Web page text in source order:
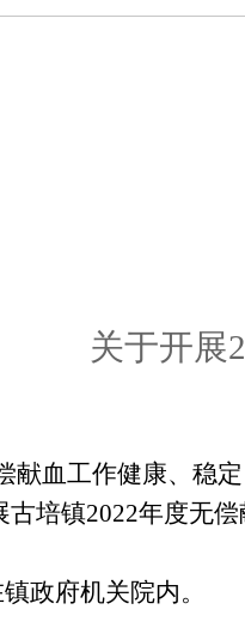
关于开展
献血工作健康、稳
古培镇2022年度无偿
政府机关院内。